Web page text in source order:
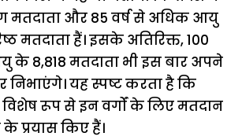
मतदाता और 85 वर्ष से अधिक आयु
मतदाता हैं। इसके अतिरिक्त, 100
के 8,818 मतदाता भी इस बार अपने
निभाएंगे। यह स्पष्ट करता है कि
रूप से इन वर्गों के लिए मतदान
प्रयास किए हैं।